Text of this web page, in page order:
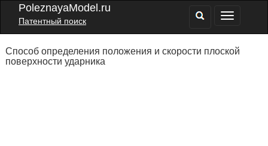
PoleznayaModel.ru
Патентный поиск
Способ определения положения и скорости плоской
поверхности ударника